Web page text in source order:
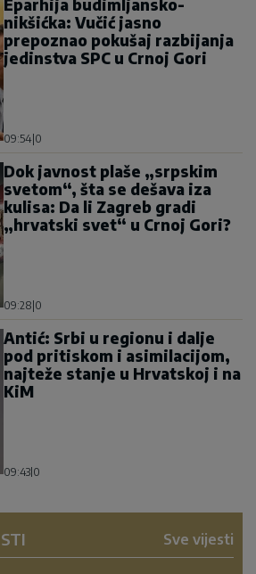
Eparhija budimljansko-
nikšićka: Vučić jasno
prepoznao pokušaj razbijanja
jedinstva SPC u Crnoj Gori
09:54 0
Dok javnost plaše „srpskim
svetom“, šta se dešava iza
kulisa: Da li Zagreb gradi
„hrvatski svet“ u Crnoj Gori?
09:28 0
Antić: Srbi u regionu i dalje
pod pritiskom i asimilacijom,
najteže stanje u Hrvatskoj i na
KiM
09:43 0
Sve vijesti